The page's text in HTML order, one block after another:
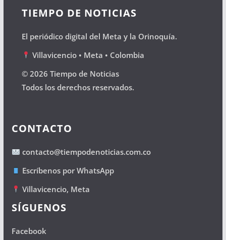
TIEMPO DE NOTICIAS
El periódico digital del Meta y la Orinoquía.
Villavicencio • Meta • Colombia
© 2026 Tiempo de Noticias
Todos los derechos reservados.
CONTACTO
contacto@tiempodenoticias.com.co
Escríbenos por WhatsApp
Villavicencio, Meta
SÍGUENOS
Facebook